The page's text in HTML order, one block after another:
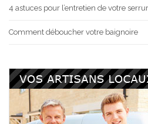
4 astuces pour l’entretien de votre
Comment déboucher votre baignoire